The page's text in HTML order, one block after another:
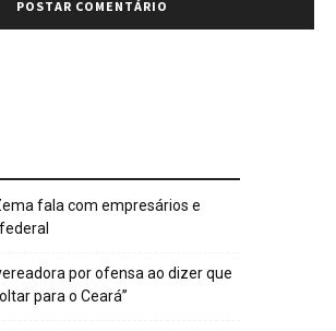
fala com empresários e
por ofensa ao dizer que
para o Ceará”